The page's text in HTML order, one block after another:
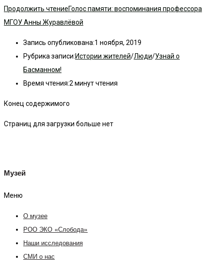
Продолжить чтениеГолос памяти: воспоминания профессора
МГОУ Анны Журавлёвой
Запись опубликована:1 ноября, 2019
Рубрика записи:Истории жителей/Люди/Узнай о
Басманном!
Время чтения:2 минут чтения
Конец содержимого
Страниц для загрузки больше нет
Музей
Меню
О музее
РОО ЭКО «Слобода»
Наши исследования
СМИ о нас